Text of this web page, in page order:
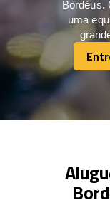
Bordéus.
uma